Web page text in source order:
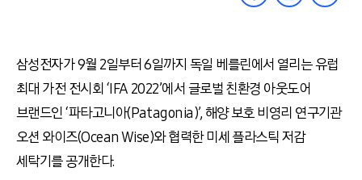
삼성전자가 9월 2일부터 6일까지 독일 베를린에서 열리는 유럽
최대 가전 전시회 ‘IFA 2022’에서 글로벌 친환경 아웃도어
브랜드인 ‘파타고니아(Patagonia)’, 해양 보호 비영리 연구기관
오션 와이즈(Ocean Wise)와 협력한 미세 플라스틱 저감
세탁기를 공개한다.